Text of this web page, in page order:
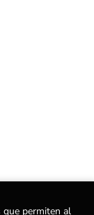
que permiten al